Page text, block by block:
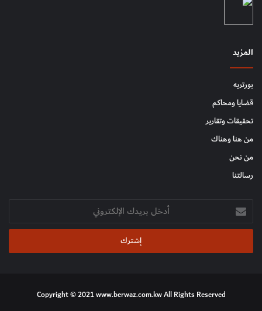
المزيد
بورتريه
قضايا ومحاكم
تحقيقات وتقارير
من هنا وهناك
من نحن
رسالتنا
أدخل
بريدك
الإلكتروني
Copyright © 2021 www.berwaz.com.kw All Rights Reserved